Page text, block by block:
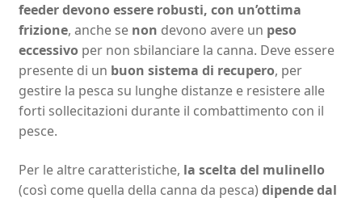
feeder devono essere robusti, con un’ottima
frizione, anche se non devono avere un peso
eccessivoper non sbilanciare la canna. Deve essere
presente di un buon sistema di recupero, per
gestire la pesca su lunghe distanze e resistere alle
forti sollecitazioni durante il combattimento con il
pesce.
Per le altre caratteristiche, la scelta del mulinello
(così come quella della canna da pesca) dipende dal